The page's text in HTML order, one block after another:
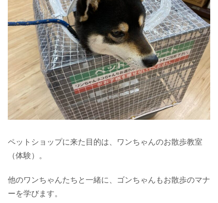
ペットショップに来た目的は、ワンちゃんのお散歩教室
（体験）。
他のワンちゃんたちと一緒に、ゴンちゃんもお散歩のマナ
ーを学びます。